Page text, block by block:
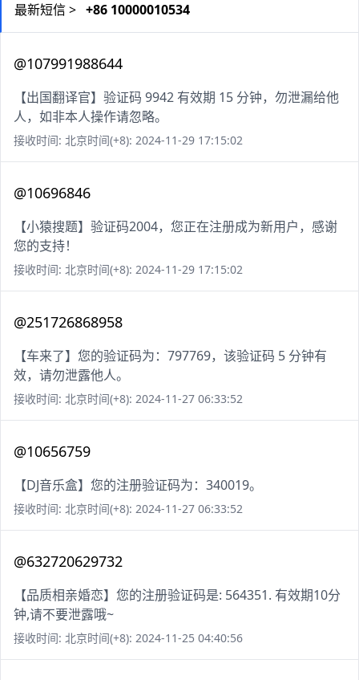
最新短信 > +86 10000010534
@107991988644
【出国翻译官】验证码 9942 有效期 15 分钟，勿泄漏给他
人，如非本人操作请忽略。
接收时间: 北京时间(+8): 2024-11-29 17:15:02
@10696846
【小猿搜题】验证码2004，您正在注册成为新用户，感谢
您的支持！
接收时间: 北京时间(+8): 2024-11-29 17:15:02
@251726868958
【车来了】您的验证码为：797769，该验证码 5 分钟有
效，请勿泄露他人。
接收时间: 北京时间(+8): 2024-11-27 06:33:52
@10656759
【DJ音乐盒】您的注册验证码为：340019。
接收时间: 北京时间(+8): 2024-11-27 06:33:52
@632720629732
【品质相亲婚恋】您的注册验证码是: 564351. 有效期10分
钟,请不要泄露哦~
接收时间: 北京时间(+8): 2024-11-25 04:40:56